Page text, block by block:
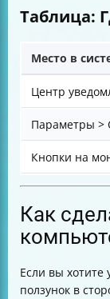
Таблица:
Место в
Центр
Параметры >
Кнопки на
Как
Если вы хотите
ползунок в